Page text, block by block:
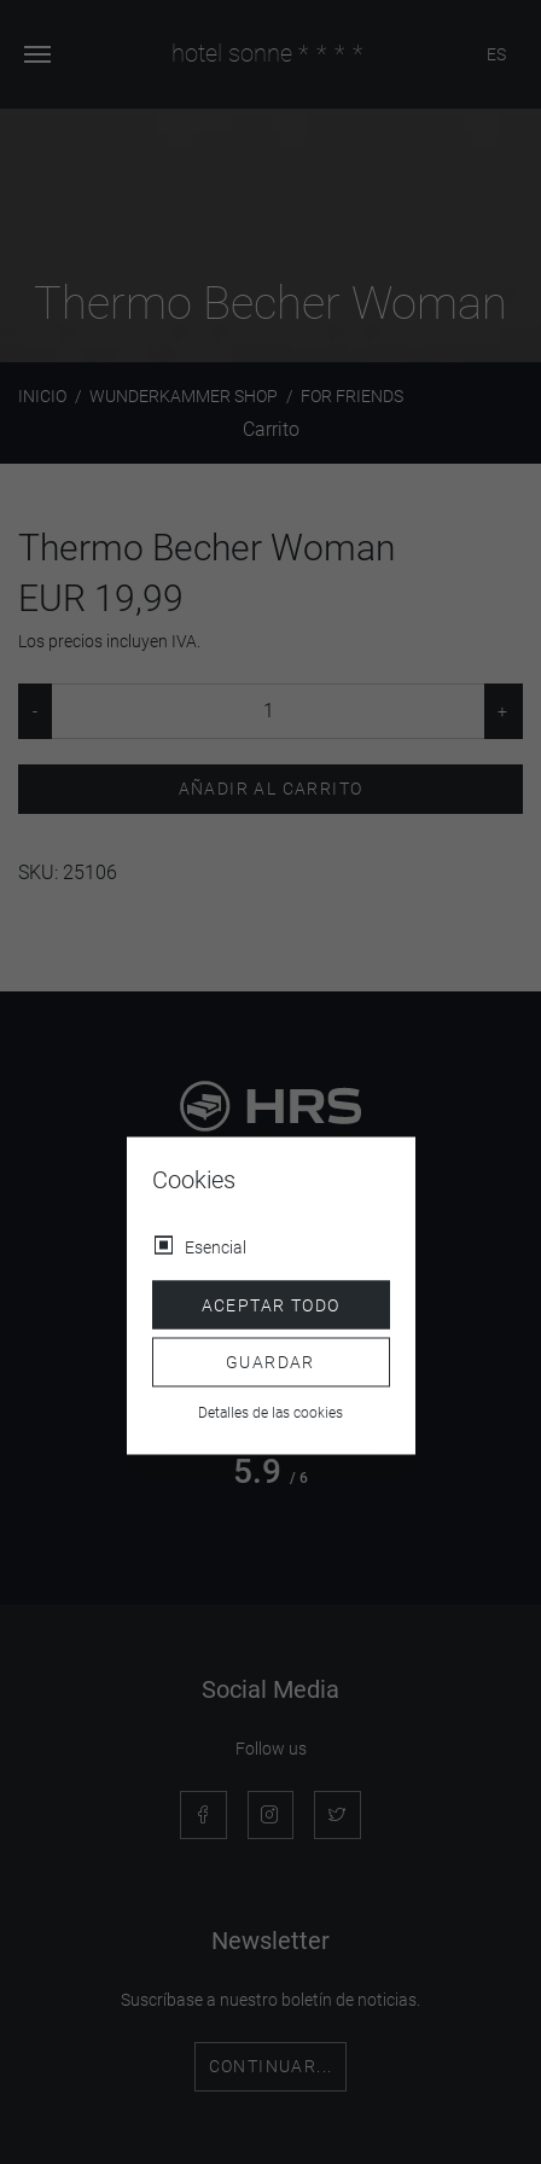
hotel sonne **** ES
Thermo Becher Woman
INICIO WUNDERKAMMER SHOP FOR FRIENDS
Carrito
Thermo Becher Woman
EUR 19,99
Los precios incluyen IVA.
AÑADIR AL CARRITO
SKU: 25106
4.5
5.9 / 6
Social Media
Follow us
Newsletter
Suscríbase a nuestro boletín de noticias.
CONTINUAR...
Cookies
Esencial
ACEPTAR TODO
GUARDAR
Detalles de las cookies